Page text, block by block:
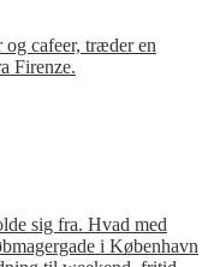
og cafeer, træder en
Firenze.
sig fra. Hvad med
i København